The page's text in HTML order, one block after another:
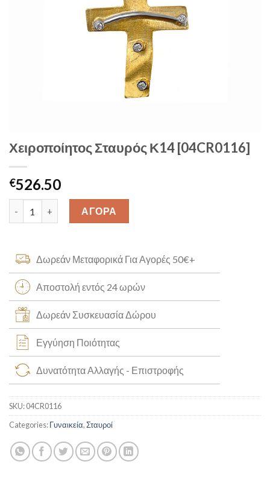
Χειροποίητος Σταυρός Κ14 [04CR0116]
€526.50
Χειροποίητος Σταυρός Κ14 [04CR0116] quantity
ΑΓΟΡΑ
Δωρεάν Μεταφορικά Για Αγορές 50€+
Αποστολή εντός 24 ωρών
Δωρεάν Συσκευασία Δώρου
Εγγύηση Ποιότητας
Δυνατότητα Αλλαγής - Επιστροφής
SKU:04CR0116
Categories:Γυναικεία,Σταυροί